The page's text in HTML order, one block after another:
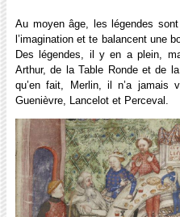
Au moyen âge, les légendes
l’imagination et te balancent une
Des légendes, il y en a plein,
Arthur, de la Table Ronde et de
qu’en fait, Merlin, il n’a jamais
Guenièvre, Lancelot et Perceval.